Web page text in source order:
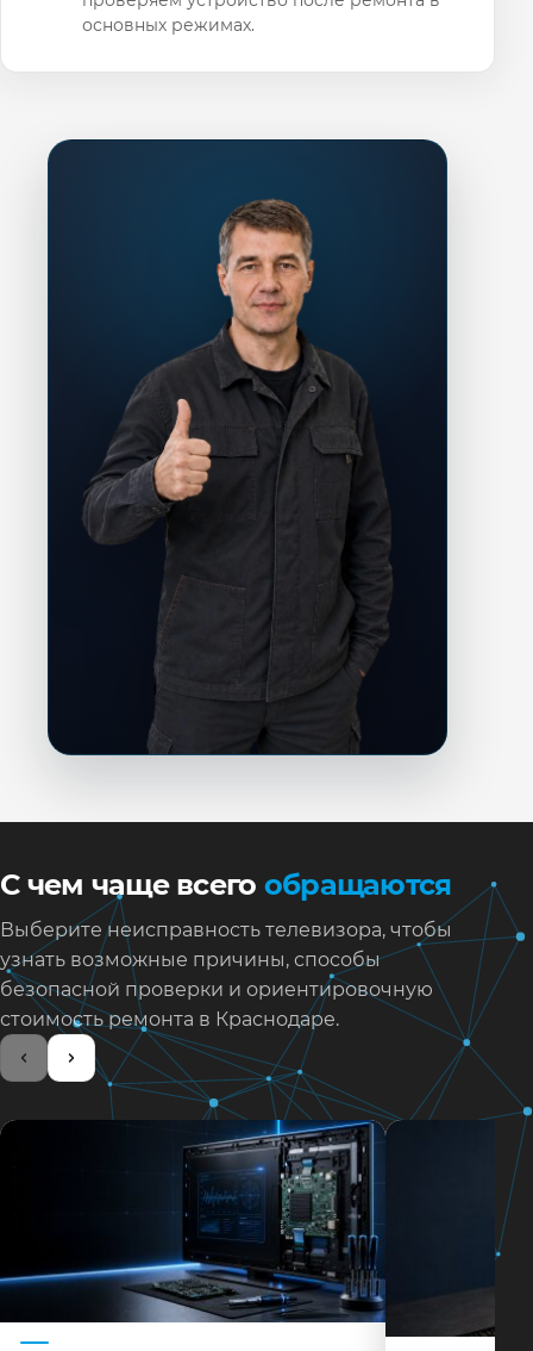
основных режимах.
С чем чаще всего обращаются
Выберите неисправность телевизора, чтобы
узнать возможные причины, способы
безопасной проверки и ориентировочную
стоимость ремонта в Краснодаре.